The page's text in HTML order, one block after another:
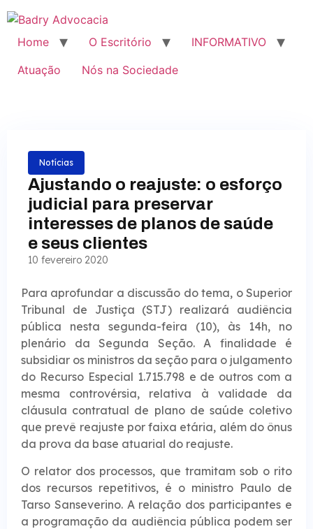
Home O Escritório
INFORMATIVO
Atuação
Nós na Sociedade
Notícias
Ajustando o reajuste: o esforço
judicial para preservar
interesses de planos de saúde
e seus clientes
10 fevereiro 2020
Para aprofundar a discussão do tema, o Superior
Tribunal de Justiça (STJ) realizará audiência
pública nesta segunda-feira (10), às 14h, no
plenário da Segunda Seção. A finalidade é
subsidiar os ministros da seção para o julgamento
do Recurso Especial 1.715.798 e de outros com a
mesma controvérsia, relativa à validade da
cláusula contratual de plano de saúde coletivo
que prevê reajuste por faixa etária, além do ônus
da prova da base atuarial do reajuste.
O relator dos processos, que tramitam sob o rito
dos recursos repetitivos, é o ministro Paulo de
Tarso Sanseverino. A relação dos participantes e
a programação da audiência pública podem ser